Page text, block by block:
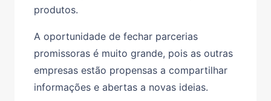
produtos.
A oportunidade de fechar parcerias
promissoras é muito grande, pois as outras
empresas estão propensas a compartilhar
informações e abertas a novas ideias.